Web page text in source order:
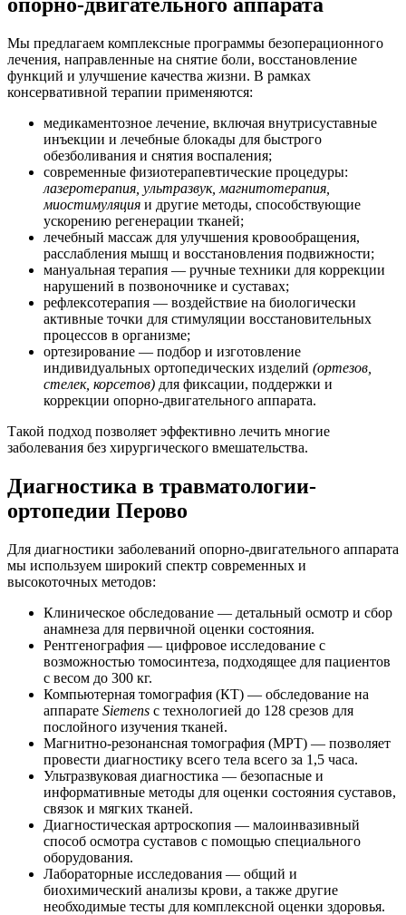
опорно-двигательного аппарата
Мы предлагаем комплексные программы безоперационного
лечения, направленные на снятие боли, восстановление
функций и улучшение качества жизни. В рамках
консервативной терапии применяются:
медикаментозное лечение, включая внутрисуставные
инъекции и лечебные блокады для быстрого
обезболивания и снятия воспаления;
современные физиотерапевтические процедуры:
лазеротерапия, ультразвук, магнитотерапия,
миостимуляция и другие методы, способствующие
ускорению регенерации тканей;
лечебный массаж для улучшения кровообращения,
расслабления мышц и восстановления подвижности;
мануальная терапия — ручные техники для коррекции
нарушений в позвоночнике и суставах;
рефлексотерапия — воздействие на биологически
активные точки для стимуляции восстановительных
процессов в организме;
ортезирование — подбор и изготовление
индивидуальных ортопедических изделий (ортезов,
стелек, корсетов) для фиксации, поддержки и
коррекции опорно-двигательного аппарата.
Такой подход позволяет эффективно лечить многие
заболевания без хирургического вмешательства.
Диагностика в травматологии-
ортопедии Перово
Для диагностики заболеваний опорно-двигательного аппарата
мы используем широкий спектр современных и
высокоточных методов:
Клиническое обследование — детальный осмотр и сбор
анамнеза для первичной оценки состояния.
Рентгенография — цифровое исследование с
возможностью томосинтеза, подходящее для пациентов
с весом до 300 кг.
Компьютерная томография (КТ) — обследование на
аппарате Siemens с технологией до 128 срезов для
послойного изучения тканей.
Магнитно-резонансная томография (МРТ) — позволяет
провести диагностику всего тела всего за 1,5 часа.
Ультразвуковая диагностика — безопасные и
информативные методы для оценки состояния суставов,
связок и мягких тканей.
Диагностическая артроскопия — малоинвазивный
способ осмотра суставов с помощью специального
оборудования.
Лабораторные исследования — общий и
биохимический анализы крови, а также другие
необходимые тесты для комплексной оценки здоровья.